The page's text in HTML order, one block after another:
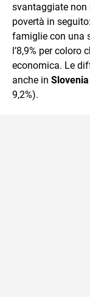
svantaggiate non
povertà in
famiglie con una
l’8,9% per coloro
economica. Le
anche in Slovenia
9,2%).